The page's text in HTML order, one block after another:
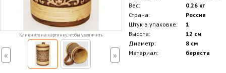
Кликните на картинку, чтобы увеличить
« »
Вес:
0.26 кг
Страна:
Россия
Штук в упаковке:
1
Высота:
12 см
Диаметр:
8 см
Материал:
береста